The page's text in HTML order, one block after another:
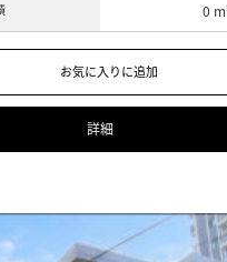
0
詳細